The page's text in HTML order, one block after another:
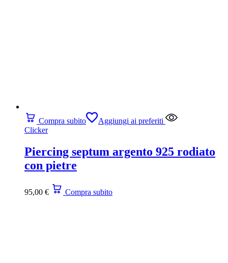
Compra subito
Aggiungi ai preferiti
Clicker
Piercing septum argento 925 rodiato
con pietre
95,00 € Compra subito